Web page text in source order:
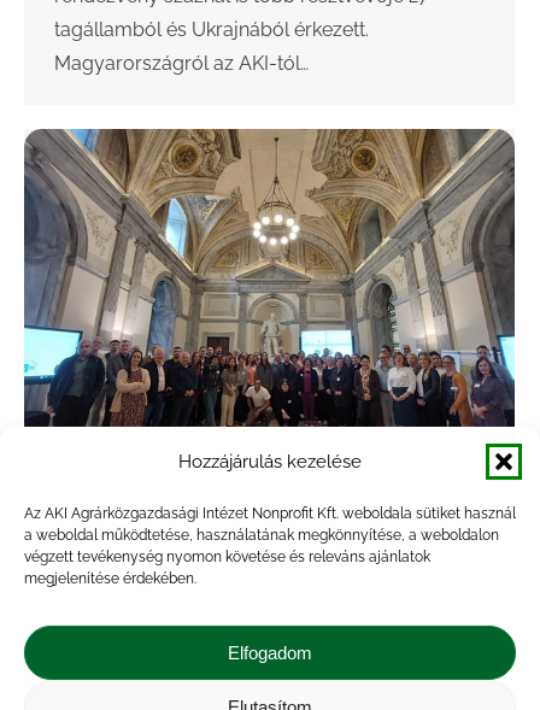
Hozzájárulás kezelése
Az AKI Agrárközgazdasági Intézet Nonprofit Kft. weboldala sütiket használ
a weboldal működtetése, használatának megkönnyítése, a weboldalon
végzett tevékenység nyomon követése és releváns ajánlatok
megjelenítése érdekében.
Elfogadom
tagállamból és Ukrajnából érkezett.
Magyarországról az AKI-tól…
Kollégáink a modernAKIS projekt
nyitórendezvényén Rómában
A modernAKIS nevű Horizont Európa projekt
fizikai nyitórendezvényét 2022. november 7–9.